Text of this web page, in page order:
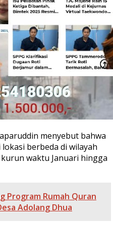
menyebut bahwa
berbeda di wilayah
waktu Januari hingga
Program Rumah Quran
Adolang Dhua